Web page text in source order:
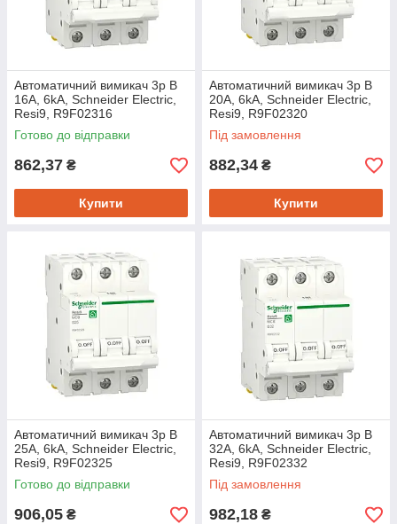
Автоматичний вимикач 3p B
16A, 6kA, Schneider Electric,
Resi9, R9F02316
Готово до відправки
862,37 ₴
Купити
Автоматичний вимикач 3p B
20A, 6kA, Schneider Electric,
Resi9, R9F02320
Під замовлення
882,34 ₴
Купити
Автоматичний вимикач 3p B
25A, 6kA, Schneider Electric,
Resi9, R9F02325
Готово до відправки
906,05 ₴
Автоматичний вимикач 3p B
32A, 6kA, Schneider Electric,
Resi9, R9F02332
Під замовлення
982,18 ₴